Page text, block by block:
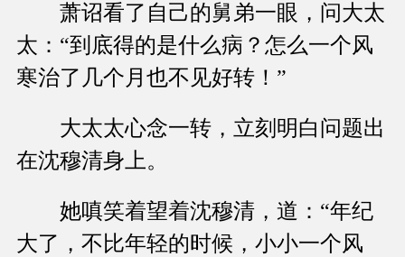
萧诏看了自己的舅弟一眼，问大太
太：“到底得的是什么病？怎么一个风
寒治了几个月也不见好转！”
大太太心念一转，立刻明白问题出
在沈穆清身上。
她嗔笑着望着沈穆清，道：“年纪
大了，不比年轻的时候，小小一个风